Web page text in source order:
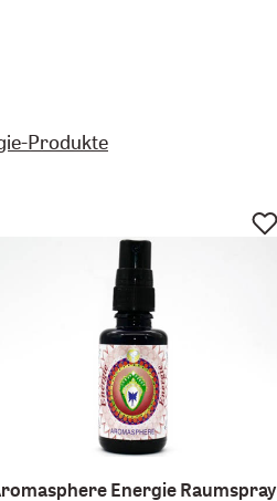
Produkte
Energie Raumspray